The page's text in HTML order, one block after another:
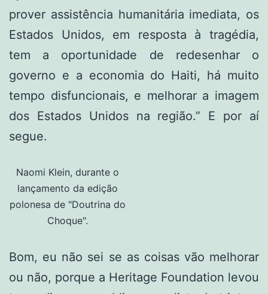
prover assistência humanitária imediata, os
Estados Unidos, em resposta à tragédia,
tem a oportunidade de redesenhar o
governo e a economia do Haiti, há muito
tempo disfuncionais, e melhorar a imagem
dos Estados Unidos na região.” E por aí
segue.
Naomi Klein, durante o
lançamento da edição
polonesa de "Doutrina do
Choque".
Bom, eu não sei se as coisas vão melhorar
ou não, porque a Heritage Foundation levou